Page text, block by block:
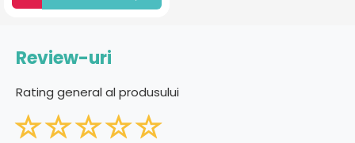
Review-uri
Rating general al produsului